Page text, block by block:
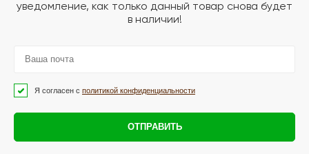
уведомление, как только данный товар снова будет
в наличии!
Я согласен с политикой конфиденциальности
ОТПРАВИТЬ